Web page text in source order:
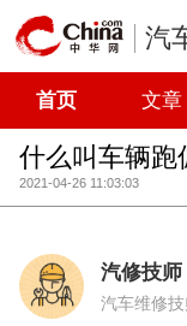
汽
首页 文章
什么叫车辆跑
2021-04-26 11:03:03
汽修技师
汽车维修